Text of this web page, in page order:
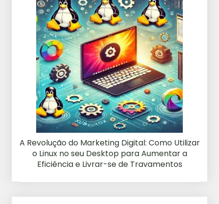
A Revolução do Marketing Digital: Como Utilizar
o Linux no seu Desktop para Aumentar a
Eficiência e Livrar-se de Travamentos